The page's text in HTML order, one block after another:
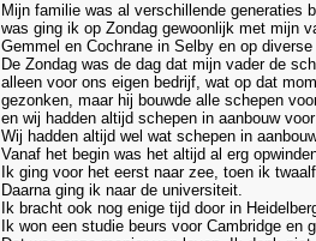
Mijn familie was al verschillende generaties
was ging ik op Zondag gewoonlijk met mijn
Gemmel en Cochrane in Selby en op
De Zondag was de dag dat mijn vader de
alleen voor ons eigen bedrijf, wat op dat
gezonken, maar hij bouwde alle schepen
en wij hadden altijd schepen in aanbouw
Wij hadden altijd wel wat schepen in
Vanaf het begin was het altijd al erg
Ik ging voor het eerst naar zee, toen ik
Daarna ging ik naar de universiteit.
Ik bracht ook nog enige tijd door in
Ik won een studie beurs voor Cambridge en